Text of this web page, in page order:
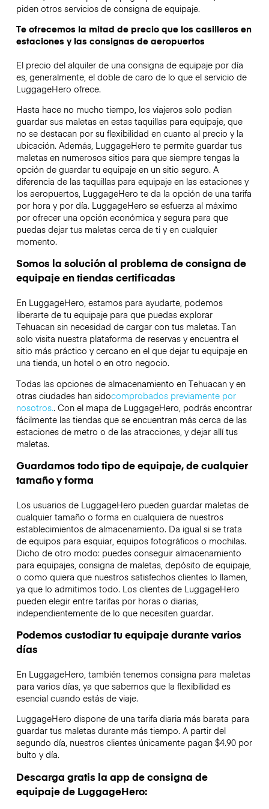
piden otros servicios de consigna de equipaje.
Te ofrecemos la mitad de precio que los casilleros en
estaciones y las consignas de aeropuertos
El precio del alquiler de una consigna de equipaje por día
es, generalmente, el doble de caro de lo que el servicio de
LuggageHero ofrece.
Hasta hace no mucho tiempo, los viajeros solo podían
guardar sus maletas en estas taquillas para equipaje, que
no se destacan por su flexibilidad en cuanto al precio y la
ubicación. Además, LuggageHero te permite guardar tus
maletas en numerosos sitios para que siempre tengas la
opción de guardar tu equipaje en un sitio seguro. A
diferencia de las taquillas para equipaje en las estaciones y
los aeropuertos, LuggageHero te da la opción de una tarifa
por hora y por día. LuggageHero se esfuerza al máximo
por ofrecer una opción económica y segura para que
puedas dejar tus maletas cerca de ti y en cualquier
momento.
Somos la solución al problema de consigna de
equipaje en tiendas certificadas
En LuggageHero, estamos para ayudarte, podemos
liberarte de tu equipaje para que puedas explorar
Tehuacan sin necesidad de cargar con tus maletas. Tan
solo visita nuestra plataforma de reservas y encuentra el
sitio más práctico y cercano en el que dejar tu equipaje en
una tienda, un hotel o en otro negocio.
Todas las opciones de almacenamiento en Tehuacan y en
otras ciudades han sidocomprobados previamente por
nosotros.. Con el mapa de LuggageHero, podrás encontrar
fácilmente las tiendas que se encuentran más cerca de las
estaciones de metro o de las atracciones, y dejar allí tus
maletas.
Guardamos todo tipo de equipaje, de cualquier
tamaño y forma
Los usuarios de LuggageHero pueden guardar maletas de
cualquier tamaño o forma en cualquiera de nuestros
establecimientos de almacenamiento. Da igual si se trata
de equipos para esquiar, equipos fotográficos o mochilas.
Dicho de otro modo: puedes conseguir almacenamiento
para equipajes, consigna de maletas, depósito de equipaje,
o como quiera que nuestros satisfechos clientes lo llamen,
ya que lo admitimos todo. Los clientes de LuggageHero
pueden elegir entre tarifas por horas o diarias,
independientemente de lo que necesiten guardar.
Podemos custodiar tu equipaje durante varios
días
En LuggageHero, también tenemos consigna para maletas
para varios días, ya que sabemos que la flexibilidad es
esencial cuando estás de viaje.
LuggageHero dispone de una tarifa diaria más barata para
guardar tus maletas durante más tiempo. A partir del
segundo día, nuestros clientes únicamente pagan $4.90 por
bulto y día.
Descarga gratis la app de consigna de
equipaje de LuggageHero: